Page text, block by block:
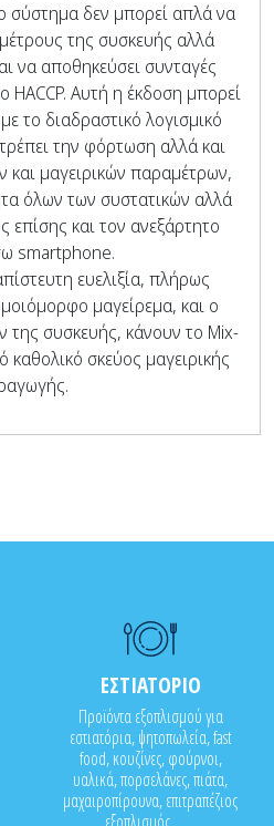
σύστημα δεν μπορεί απλά να
της συσκευής αλλά
να αποθηκεύσει συνταγές
HACCP. Αυτή η έκδοση μπορεί
το διαδραστικό λογισμικό
την φόρτωση αλλά και
μαγειρικών παραμέτρων,
όλων των συστατικών αλλά
επίσης και τον ανεξάρτητο
smartphone.
ευελιξία, πλήρως
μαγείρεμα, και ο
της συσκευής, κάνουν το Mix-
καθολικό σκεύος μαγειρικής
ΕΣΤΙΑΤΟΡΙΟ
Προϊόντα εξοπλισμού για
εστιατόρια, ψητοπωλεία, fast
food, κουζίνες, φούρνοι,
υαλικά, πορσελάνες, πιάτα,
μαχαιροπίρουνα, επιτραπέζιος